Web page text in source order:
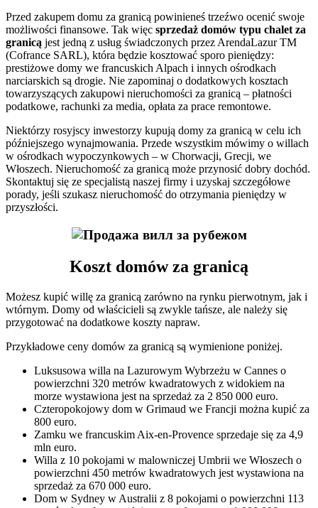
Przed zakupem domu za granicą powinieneś trzeźwo ocenić swoje
możliwości finansowe. Tak więc sprzedaż domów typu chalet za
granicą jest jedną z usług świadczonych przez ArendaLazur TM
(Cofrance SARL), która będzie kosztować sporo pieniędzy:
prestiżowe domy we francuskich Alpach i innych ośrodkach
narciarskich są drogie. Nie zapominaj o dodatkowych kosztach
towarzyszących zakupowi nieruchomości za granicą – płatności
podatkowe, rachunki za media, opłata za prace remontowe.
Niektórzy rosyjscy inwestorzy kupują domy za granicą w celu ich
późniejszego wynajmowania. Przede wszystkim mówimy o willach
w ośrodkach wypoczynkowych – w Chorwacji, Grecji, we
Włoszech. Nieruchomość za granicą może przynosić dobry dochód.
Skontaktuj się ze specjalistą naszej firmy i uzyskaj szczegółowe
porady, jeśli szukasz nieruchomość do otrzymania pieniędzy w
przyszłości.
Koszt domów za granicą
Możesz kupić willę za granicą zarówno na rynku pierwotnym, jak i
wtórnym. Domy od właścicieli są zwykle tańsze, ale należy się
przygotować na dodatkowe koszty napraw.
Przykładowe ceny domów za granicą są wymienione poniżej.
Luksusowa willa na Lazurowym Wybrzeżu w Cannes o
powierzchni 320 metrów kwadratowych z widokiem na
morze wystawiona jest na sprzedaż za 2 850 000 euro.
Czteropokojowy dom w Grimaud we Francji można kupić za
800 euro.
Zamku we francuskim Aix-en-Provence sprzedaje się za 4,9
mln euro.
Willa z 10 pokojami w malowniczej Umbrii we Włoszech o
powierzchni 450 metrów kwadratowych jest wystawiona na
sprzedaż za 670 000 euro.
Dom w Sydney w Australii z 8 pokojami o powierzchni 113